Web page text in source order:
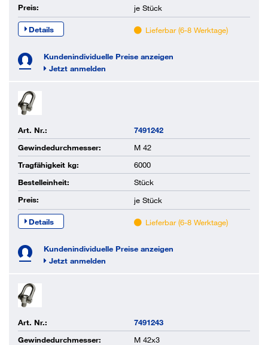
Preis:
je Stück
Details Lieferbar (6-8 Werktage)
Kundenindividuelle Preise anzeigen
Jetzt anmelden
Art. Nr.:
7491242
Gewindedurchmesser:
M 42
Tragfähigkeit kg:
6000
Bestelleinheit:
Stück
Preis:
je Stück
Details Lieferbar (6-8 Werktage)
Kundenindividuelle Preise anzeigen
Jetzt anmelden
Art. Nr.:
7491243
Gewindedurchmesser:
M 42x3